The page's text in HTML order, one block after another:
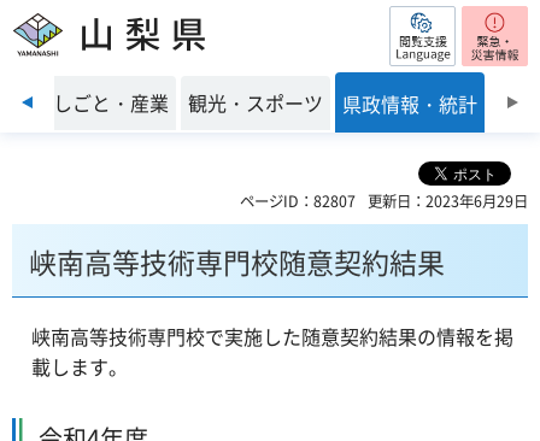
山梨県 閲覧支援
前のスライドを表示
境 しごと・産業 観光・スポーツ 県政情報・統計
ページID：82807 更新日：2023年6月29日
峡南高等技術専門校随意契約結果
峡南高等技術専門校で実施した随意契約結果の情報を掲
載します。